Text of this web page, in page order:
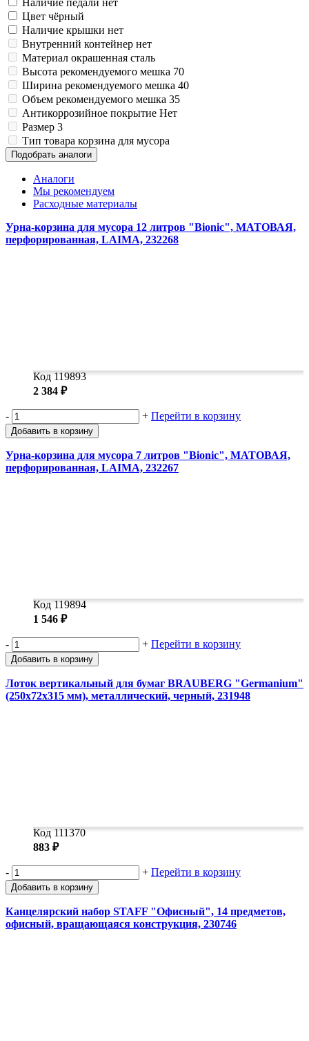
Замки прочие
Пленки солнцезащитные для окон
Все товары раздела
Наличие педали нет
Цвет чёрный
Наличие крышки нет
Внутренний контейнер нет
Материал окрашенная сталь
Высота рекомендуемого мешка 70
Ширина рекомендуемого мешка 40
Объем рекомендуемого мешка 35
Антикоррозийное покрытие Нет
Размер 3
Тип товара корзина для мусора
Подобрать аналоги
Аналоги
Мы рекомендуем
Расходные материалы
Урна-корзина для мусора 12 литров "Bionic", МАТОВАЯ,
перфорированная, LAIMA, 232268
Код 119893
2 384 ₽
- + Перейти в корзину
Добавить в корзину
Урна-корзина для мусора 7 литров "Bionic", МАТОВАЯ,
перфорированная, LAIMA, 232267
Код 119894
1 546 ₽
- + Перейти в корзину
Добавить в корзину
Лоток вертикальный для бумаг BRAUBERG "Germanium"
(250х72х315 мм), металлический, черный, 231948
Код 111370
883 ₽
- + Перейти в корзину
Добавить в корзину
Канцелярский набор STAFF "Офисный", 14 предметов,
офисный, вращающаяся конструкция, 230746